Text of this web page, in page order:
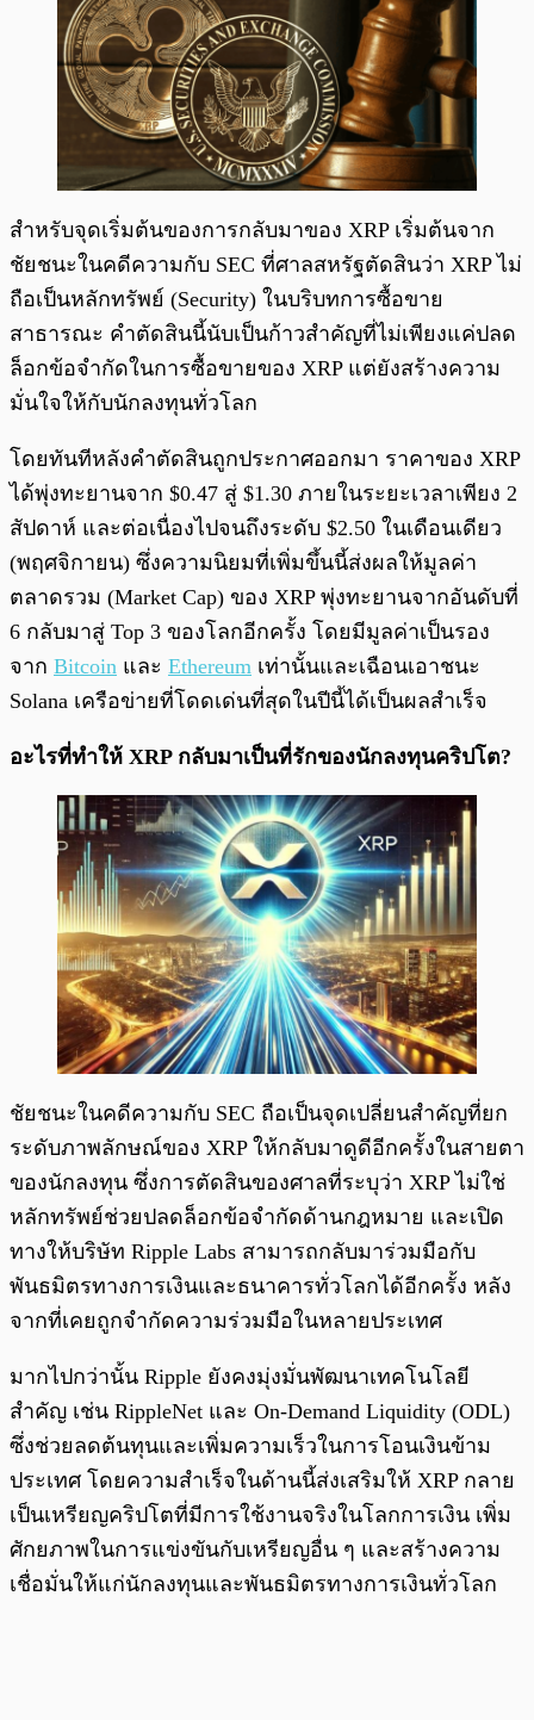
สำหรับจุดเริ่มต้นของการกลับมาของ XRP เริ่มต้นจาก
ชัยชนะในคดีความกับ SEC ที่ศาลสหรัฐตัดสินว่า XRP ไม่
ถือเป็นหลักทรัพย์ (Security) ในบริบทการซื้อขาย
สาธารณะ คำตัดสินนี้นับเป็นก้าวสำคัญที่ไม่เพียงแค่ปลด
ล็อกข้อจำกัดในการซื้อขายของ XRP แต่ยังสร้างความ
มั่นใจให้กับนักลงทุนทั่วโลก
โดยทันทีหลังคำตัดสินถูกประกาศออกมา ราคาของ XRP
ได้พุ่งทะยานจาก $0.47 สู่ $1.30 ภายในระยะเวลาเพียง 2
สัปดาห์ และต่อเนื่องไปจนถึงระดับ $2.50 ในเดือนเดียว
(พฤศจิกายน) ซึ่งความนิยมที่เพิ่มขึ้นนี้ส่งผลให้มูลค่า
ตลาดรวม (Market Cap) ของ XRP พุ่งทะยานจากอันดับที่
6 กลับมาสู่ Top 3 ของโลกอีกครั้ง โดยมีมูลค่าเป็นรอง
จาก Bitcoin และ Ethereum เท่านั้นและเฉือนเอาชนะ
Solana เครือข่ายที่โดดเด่นที่สุดในปีนี้ได้เป็นผลสำเร็จ
อะไรที่ทำให้ XRP กลับมาเป็นที่รักของนักลงทุนคริปโต?
ชัยชนะในคดีความกับ SEC ถือเป็นจุดเปลี่ยนสำคัญที่ยก
ระดับภาพลักษณ์ของ XRP ให้กลับมาดูดีอีกครั้งในสายตา
ของนักลงทุน ซึ่งการตัดสินของศาลที่ระบุว่า XRP ไม่ใช่
หลักทรัพย์ช่วยปลดล็อกข้อจำกัดด้านกฎหมาย และเปิด
ทางให้บริษัท Ripple Labs สามารถกลับมาร่วมมือกับ
พันธมิตรทางการเงินและธนาคารทั่วโลกได้อีกครั้ง หลัง
จากที่เคยถูกจำกัดความร่วมมือในหลายประเทศ
มากไปกว่านั้น Ripple ยังคงมุ่งมั่นพัฒนาเทคโนโลยี
สำคัญ เช่น RippleNet และ On-Demand Liquidity (ODL)
ซึ่งช่วยลดต้นทุนและเพิ่มความเร็วในการโอนเงินข้าม
ประเทศ โดยความสำเร็จในด้านนี้ส่งเสริมให้ XRP กลาย
เป็นเหรียญคริปโตที่มีการใช้งานจริงในโลกการเงิน เพิ่ม
ศักยภาพในการแข่งขันกับเหรียญอื่น ๆ และสร้างความ
เชื่อมั่นให้แก่นักลงทุนและพันธมิตรทางการเงินทั่วโลก